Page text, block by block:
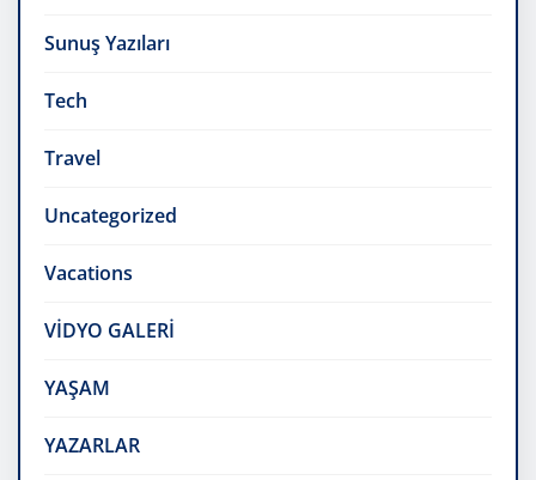
Sunuş Yazıları
Tech
Travel
Uncategorized
Vacations
VİDYO GALERİ
YAŞAM
YAZARLAR